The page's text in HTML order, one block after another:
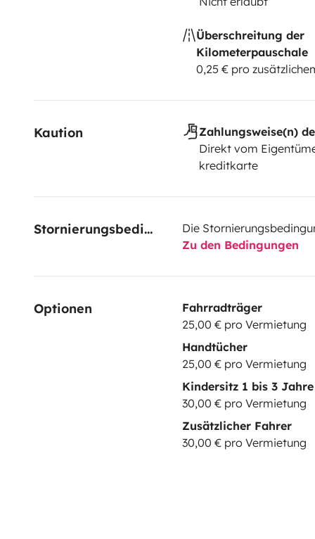
Überschreitung der
Kilometerpauschale
0,25 € pro
Kaution
Zahlungsweise(n)
Direkt vom
kreditkarte
Stornierungsbedingungen
Die
Zu den Bedingungen
Optionen
Fahrradträger
25,00 € pro Vermietung
Handtücher
25,00 € pro Vermietung
Kindersitz 1 bis 3 Jahre
30,00 € pro Vermietung
Zusätzlicher Fahrer
30,00 € pro Vermietung